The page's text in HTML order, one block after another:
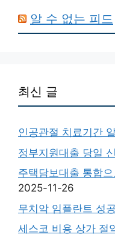
알 수 없는 피드
최신 글
인공관절 치료기간
정부지원대출 당일
주택담보대출 통합
2025-11-26
무치악 임플란트 성
세스코 비용 상가 절